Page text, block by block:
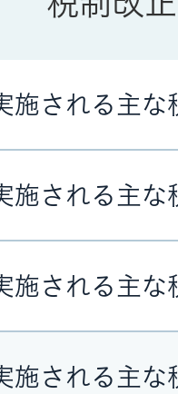
施される主な
施される主な
施される主な
施される主な